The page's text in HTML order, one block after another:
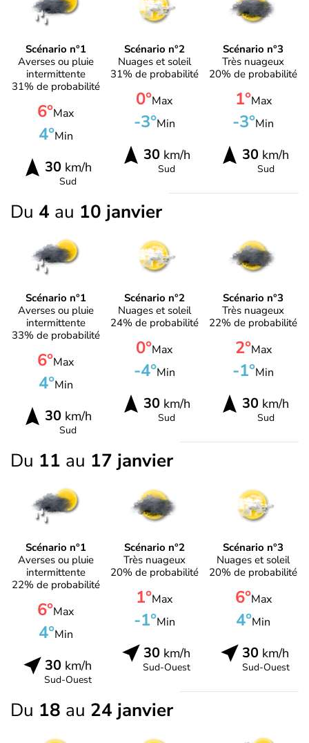
Scénario n°1
Averses ou pluie
intermittente
31% de probabilité
6°Max
4°Min
30km/h
Sud
Scénario n°2
Nuages et soleil
31% de probabilité
0°Max
-3°Min
30km/h
Sud
Scénario n°3
Très nuageux
20% de probabilité
1°Max
-3°Min
30 km/h
Sud
Du 4 au 10 janvier
Scénario n°1
Averses ou pluie
intermittente
33% de probabilité
6°Max
4°Min
30km/h
Sud
Scénario n°2
Nuages et soleil
24% de probabilité
0°Max
-4°Min
30km/h
Sud
Scénario n°3
Très nuageux
22% de probabilité
2°Max
-1°Min
30 km/h
Sud
Du 11 au 17 janvier
Scénario n°1
Averses ou pluie
intermittente
22% de probabilité
6°Max
4°Min
30km/h
Sud-Ouest
Scénario n°2
Très nuageux
20% de probabilité
1°Max
-1°Min
30km/h
Sud-Ouest
Scénario n°3
Nuages et soleil
20% de probabilité
6°Max
4°Min
30 km/h
Sud-Ouest
Du 18 au 24 janvier